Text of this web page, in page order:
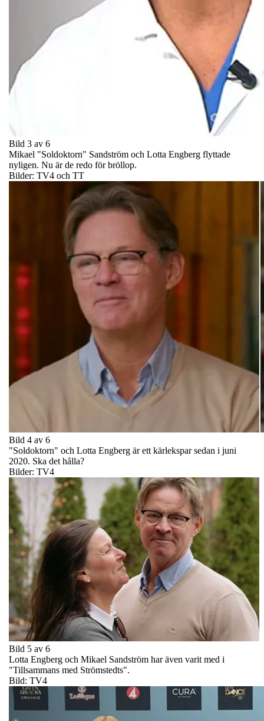
Bild 3 av 6
Mikael "Soldoktorn" Sandström och Lotta Engberg flyttade
nyligen. Nu är de redo för bröllop.
Bilder: TV4 och TT
Bild 4 av 6
"Soldoktorn" och Lotta Engberg är ett kärlekspar sedan i juni
2020. Ska det hålla?
Bilder: TV4
Bild 5 av 6
Lotta Engberg och Mikael Sandström har även varit med i
"Tillsammans med Strömstedts".
Bild: TV4